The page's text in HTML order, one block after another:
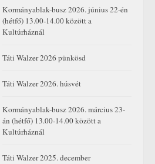
Kormányablak-busz 2026. június 22-én
(hétfő) 13.00-14.00 között a
Kultúrháznál
Táti Walzer 2026 pünkösd
Táti Walzer 2026. húsvét
Kormányablak-busz 2026. március 23-
án (hétfő) 13.00-14.00 között a
Kultúrháznál
Táti Walzer 2025. december